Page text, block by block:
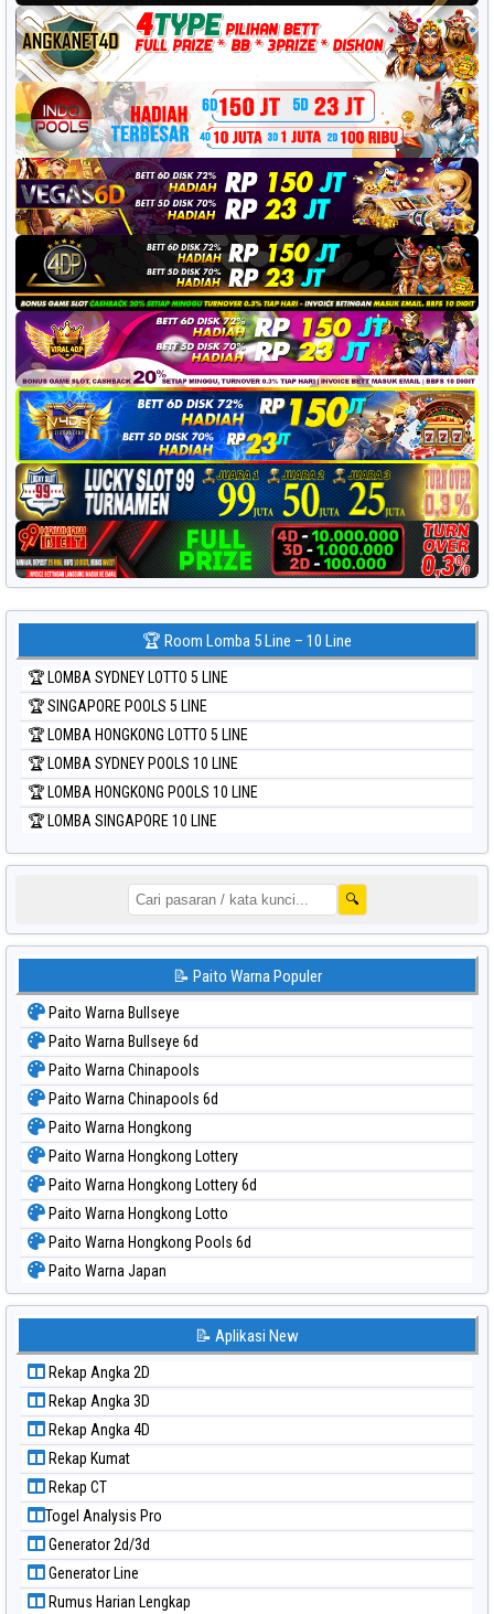
🏆 Room Lomba 5 Line – 10 Line
🏆 LOMBA SYDNEY LOTTO 5 LINE
🏆 SINGAPORE POOLS 5 LINE
🏆 LOMBA HONGKONG LOTTO 5 LINE
🏆 LOMBA SYDNEY POOLS 10 LINE
🏆 LOMBA HONGKONG POOLS 10 LINE
🏆 LOMBA SINGAPORE 10 LINE
🔍
📝 Paito Warna Populer
Paito Warna Bullseye
Paito Warna Bullseye 6d
Paito Warna Chinapools
Paito Warna Chinapools 6d
Paito Warna Hongkong
Paito Warna Hongkong Lottery
Paito Warna Hongkong Lottery 6d
Paito Warna Hongkong Lotto
Paito Warna Hongkong Pools 6d
Paito Warna Japan
Paito Warna Japan 6d
Paito Warna Kuda Lari
Paito Warna Magnum Cambodia
Paito Warna Nagoya
Paito Warna New York Midday
Paito Warna North Carolina Day
Paito Warna Pcso
Paito Warna Pennsylvania Day
Paito Warna Sao Paulo
Paito Warna Singapore
📝 Aplikasi New
Rekap Angka 2D
Rekap Angka 3D
Rekap Angka 4D
Rekap Kumat
Rekap CT
Togel Analysis Pro
Generator 2d/3d
Generator Line
Rumus Harian Lengkap